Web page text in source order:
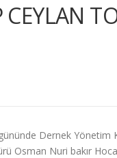
CEYLAN
Dernek Yönetim
Osman Nuri bakır